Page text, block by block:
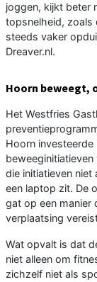
joggen, kijkt beter
topsnelheid, zoals
steeds vaker
Dreaver.nl.
Hoorn beweegt,
Het Westfries
Hoorn
die initiatieven
een laptop zit. De
gat op een manier
verplaatsing
Wat opvalt is dat
niet alleen om
zichzelf niet als